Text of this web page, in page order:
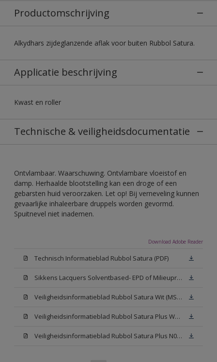
Productomschrijving
Alkydhars zijdeglanzende aflak voor buiten Rubbol Satura.
Applicatie beschrijving
Kwast en roller
Technische & veiligheidsdocumentatie
Ontvlambaar. Waarschuwing. Ontvlambare vloeistof en
damp. Herhaalde blootstelling kan een droge of een
gebarsten huid veroorzaken. Let op! Bij verneveling kunnen
gevaarlijke inhaleerbare druppels worden gevormd.
Spuitnevel niet inademen.
Download Adobe Reader
Technisch Informatieblad Rubbol Satura (PDF)
Sikkens Lacquers Solventbased- EPD of Milieuproductverklaring
Veiligheidsinformatieblad Rubbol Satura Wit (MSDS)
Veiligheidsinformatieblad Rubbol Satura Plus W05 (MSDS)
Veiligheidsinformatieblad Rubbol Satura Plus N00 (MSDS)